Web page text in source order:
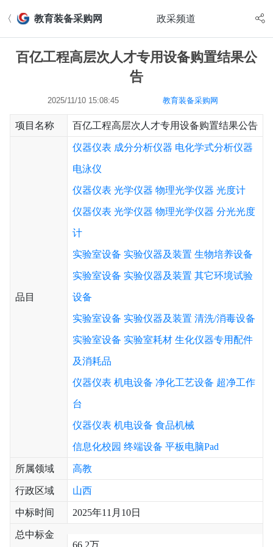
〈 教育装备采购网 政采频道
百亿工程高层次人才专用设备购置结果公
告
2025/11/10 15:08:45 教育装备采购网
项目名称 百亿工程高层次人才专用设备购置结果公告
品目
仪器仪表 成分分析仪器 电化学式分析仪器
电泳仪
仪器仪表 光学仪器 物理光学仪器 光度计
仪器仪表 光学仪器 物理光学仪器 分光光度
计
实验室设备 实验仪器及装置 生物培养设备
实验室设备 实验仪器及装置 其它环境试验
设备
实验室设备 实验仪器及装置 清洗/消毒设备
实验室设备 实验室耗材 生化仪器专用配件
及消耗品
仪器仪表 机电设备 净化工艺设备 超净工作
台
仪器仪表 机电设备 食品机械
信息化校园 终端设备 平板电脑Pad
所属领域 高教
行政区域 山西
中标时间 2025年11月10日
总中标金
66.2万